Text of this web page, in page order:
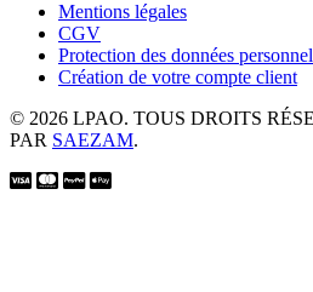
Mentions légales
CGV
Protection des données
Création de votre compte client
© 2026 LPAO. TOUS DROITS
PAR SAEZAM.